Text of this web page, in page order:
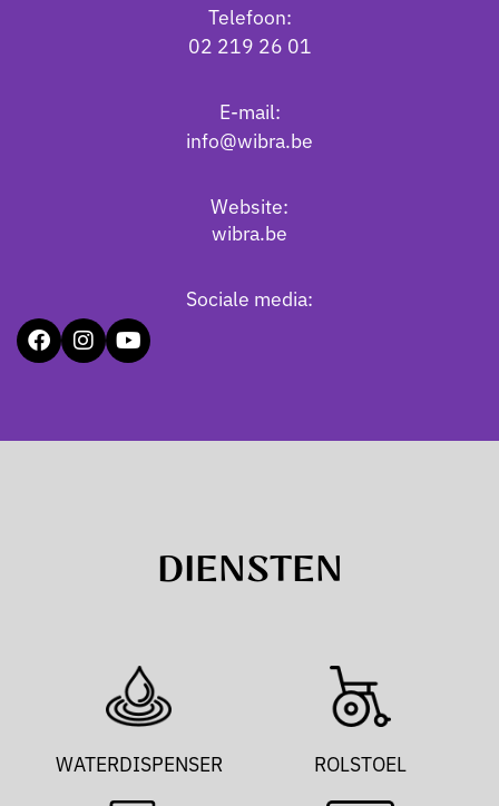
Telefoon:
02 219 26 01
E-mail:
info@wibra.be
Website:
wibra.be
Sociale media:
DIENSTEN
WATERDISPENSER ROLSTOEL